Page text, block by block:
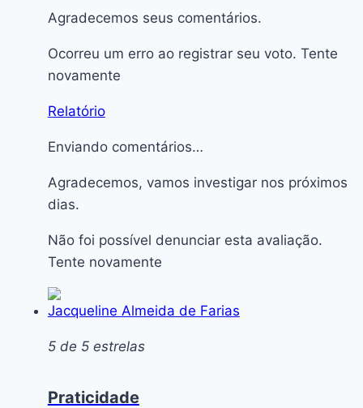
Agradecemos seus comentários.
Ocorreu um erro ao registrar seu voto. Tente
novamente
Relatório
Enviando comentários…
Agradecemos, vamos investigar nos próximos
dias.
Não foi possível denunciar esta avaliação.
Tente novamente
Jacqueline Almeida de Farias
5 de 5 estrelas
Praticidade